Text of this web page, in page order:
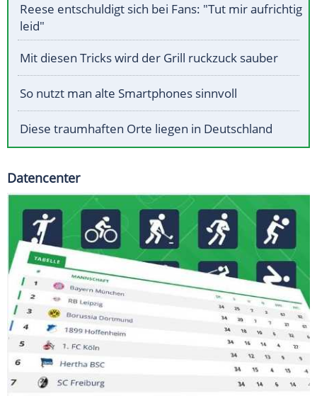
Reese entschuldigt sich bei Fans: "Tut mir aufrichtig
leid"
Mit diesen Tricks wird der Grill ruckzuck sauber
So nutzt man alte Smartphones sinnvoll
Diese traumhaften Orte liegen in Deutschland
Datencenter